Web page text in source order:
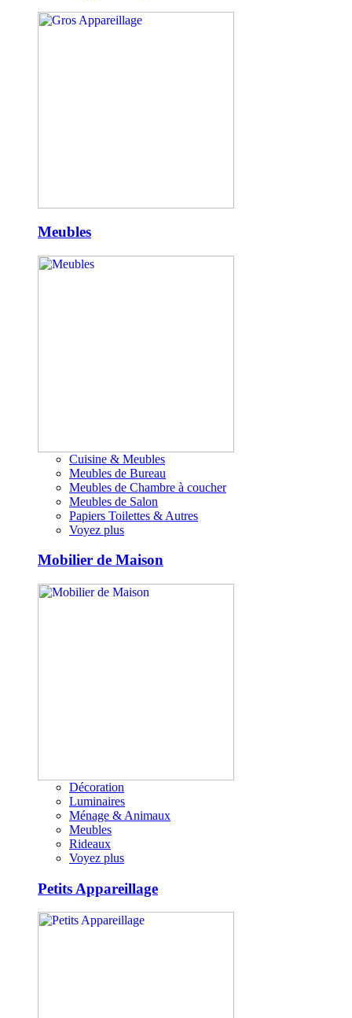
Meubles
Cuisine & Meubles
Meubles de Bureau
Meubles de Chambre à coucher
Meubles de Salon
Papiers Toilettes & Autres
Voyez plus
Mobilier de Maison
Décoration
Luminaires
Ménage & Animaux
Meubles
Rideaux
Voyez plus
Petits Appareillage